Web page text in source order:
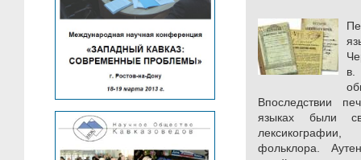
в.
Впоследствии
языках были
фольклора.